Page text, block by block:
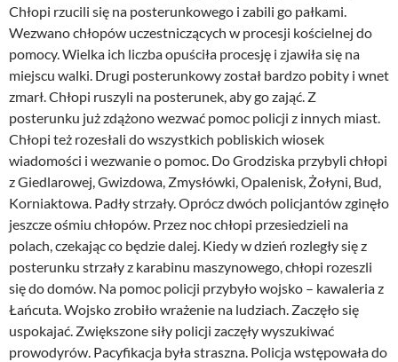
Chłopi rzucili się na posterunkowego i zabili go pałkami.
Wezwano chłopów uczestniczących w procesji kościelnej do
pomocy. Wielka ich liczba opuściła procesję i zjawiła się na
miejscu walki. Drugi posterunkowy został bardzo pobity i wnet
zmarł. Chłopi ruszyli na posterunek, aby go zająć. Z
posterunku już zdążono wezwać pomoc policji z innych miast.
Chłopi też rozesłali do wszystkich pobliskich wiosek
wiadomości i wezwanie o pomoc. Do Grodziska przybyli chłopi
z Giedlarowej, Gwizdowa, Zmysłówki, Opalenisk, Żołyni, Bud,
Korniaktowa. Padły strzały. Oprócz dwóch policjantów zginęło
jeszcze ośmiu chłopów. Przez noc chłopi przesiedzieli na
polach, czekając co będzie dalej. Kiedy w dzień rozległy się z
posterunku strzały z karabinu maszynowego, chłopi rozeszli
się do domów. Na pomoc policji przybyło wojsko – kawaleria z
Łańcuta. Wojsko zrobiło wrażenie na ludziach. Zaczęło się
uspokajać. Zwiększone siły policji zaczęły wyszukiwać
prowodyrów. Pacyfikacja była straszna. Policja wstępowała do